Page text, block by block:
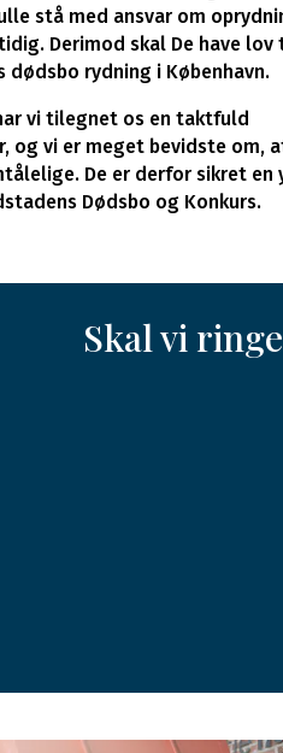
stå med ansvar om
Derimod skal De have lov
dødsbo rydning i København.
vi tilegnet os en taktfuld
og vi er meget bevidste om,
De er derfor sikret en
Dødsbo og Konkurs.
Skal vi